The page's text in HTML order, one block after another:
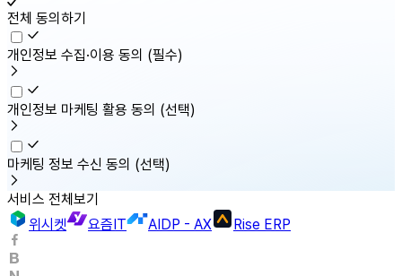
전체 동의하기
개인정보 수집·이용 동의 (필수)
개인정보 마케팅 활용 동의 (선택)
마케팅 정보 수신 동의 (선택)
서비스 전체보기
위시켓
요즘IT AIDP - AX Rise ERP